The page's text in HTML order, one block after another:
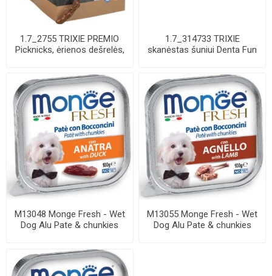
1.7_2755 TRIXIE PREMIO
Picknicks, ėrienos dešrelės,
1.7_314733 TRIXIE
skanėstas šuniui Denta Fun
M13048 Monge Fresh - Wet
Dog Alu Pate & chunkies
M13055 Monge Fresh - Wet
Dog Alu Pate & chunkies